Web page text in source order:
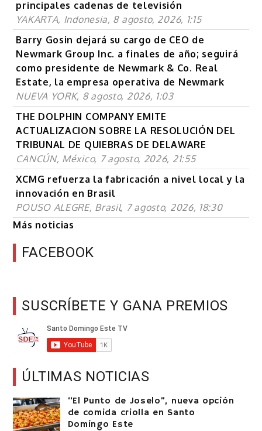
principales cadenas de televisión
YAKARTA, Indonesia, 8 agosto, 2026, 1:15
Barry Gosin dejará su cargo de CEO de
Newmark Group Inc. a finales de año; seguirá
como presidente de Newmark & Co. Real
Estate, la empresa operativa de Newmark
NUEVA YORK, 8 agosto, 2026, 1:03
THE DOLPHIN COMPANY EMITE
ACTUALIZACION SOBRE LA RESOLUCIÓN DEL
TRIBUNAL DE QUIEBRAS DE DELAWARE
CANCÚN, México, 7 agosto, 2026, 21:55
XCMG refuerza la fabricación a nivel local y la
innovación en Brasil
POUSO ALEGRE, Brasil, 7 agosto, 2026, 18:30
Más noticias
FACEBOOK
SUSCRÍBETE Y GANA PREMIOS
ÚLTIMAS NOTICIAS
“El Punto de Joselo”, nueva opción
de comida criolla en Santo
Domingo Este